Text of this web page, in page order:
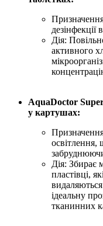
дезінфекції
Дія:
активного
AquaDoctor
у картушах:
освітлення,
Дія: Збирає
пластівці,
ідеальну
тканинних